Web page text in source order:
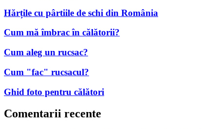
Hărțile cu pârtiile de schi din România
Cum mă îmbrac în călătorii?
Cum aleg un rucsac?
Cum "fac" rucsacul?
Ghid foto pentru călători
Comentarii recente